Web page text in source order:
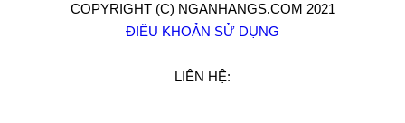
COPYRIGHT (C) NGANHANGS.COM 2021
ĐIỀU KHOẢN SỬ DỤNG
LIÊN HỆ: